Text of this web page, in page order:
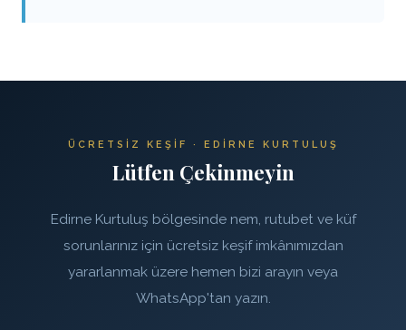
ÜCRETSIZ KEŞIF · EDIRNE KURTULUŞ
Lütfen Çekinmeyin
Edirne Kurtuluş bölgesinde nem, rutubet ve küf
sorunlarınız için ücretsiz keşif imkânımızdan
yararlanmak üzere hemen bizi arayın veya
WhatsApp'tan yazın.